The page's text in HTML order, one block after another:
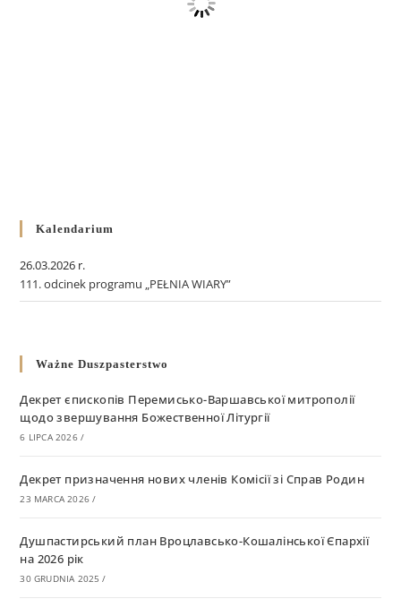
Kalendarium
26.03.2026 r.
111. odcinek programu „PEŁNIA WIARY”
Ważne Duszpasterstwo
Декрет єпископів Перемисько-Варшавської митрополії
щодо звершування Божественної Літургії
6 LIPCA 2026 /
Декрет призначення нових членів Комісії зі Справ Родин
23 MARCA 2026 /
Душпастирський план Вроцлавсько-Кошалінської Єпархії
на 2026 рік
30 GRUDNIA 2025 /